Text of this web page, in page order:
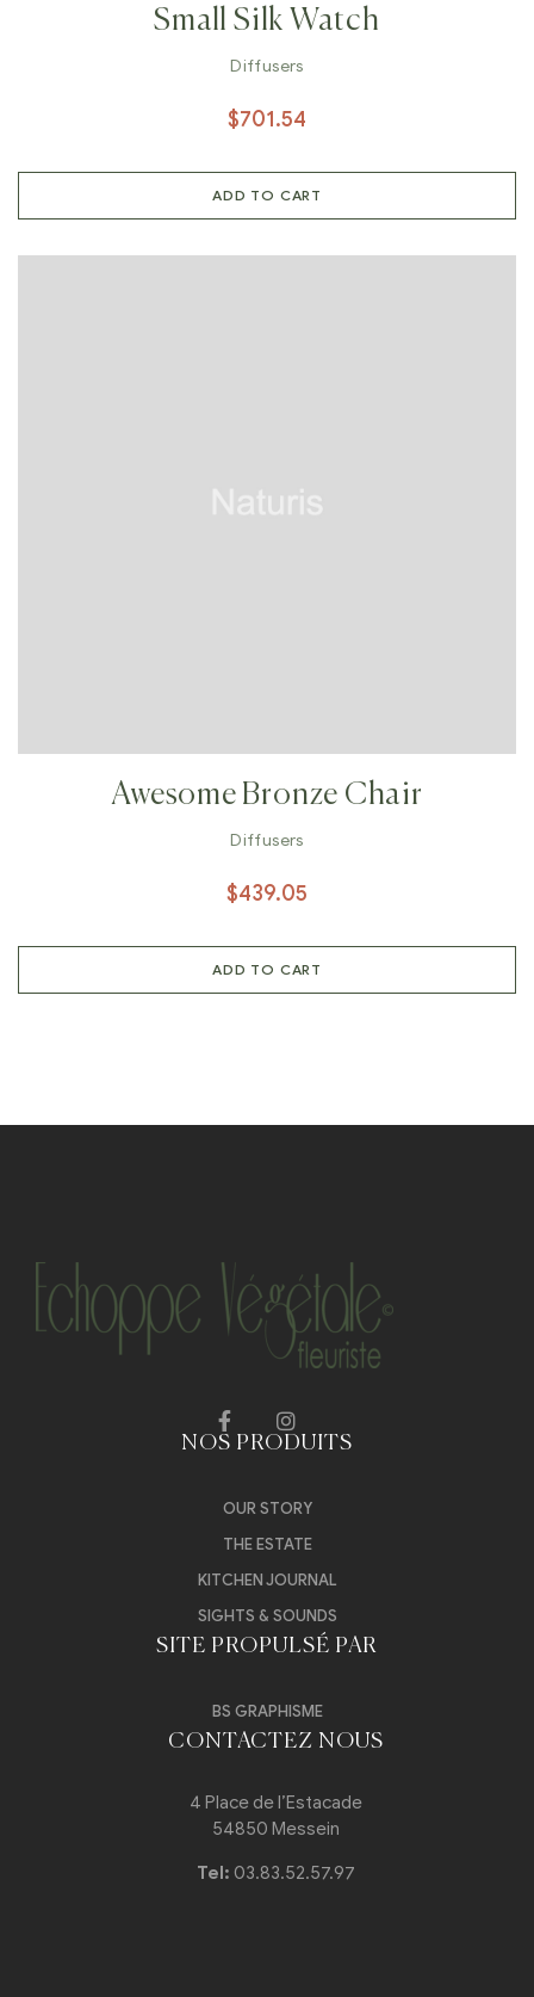
Small Silk Watch
Diffusers
$701.54
ADD TO CART
Awesome Bronze Chair
Diffusers
$439.05
ADD TO CART
NOS PRODUITS
OUR STORY
THE ESTATE
KITCHEN JOURNAL
SIGHTS & SOUNDS
SITE PROPULSÉ PAR
BS GRAPHISME
CONTACTEZ NOUS
4 Place de l’Estacade
54850 Messein
Tel: 03.83.52.57.97